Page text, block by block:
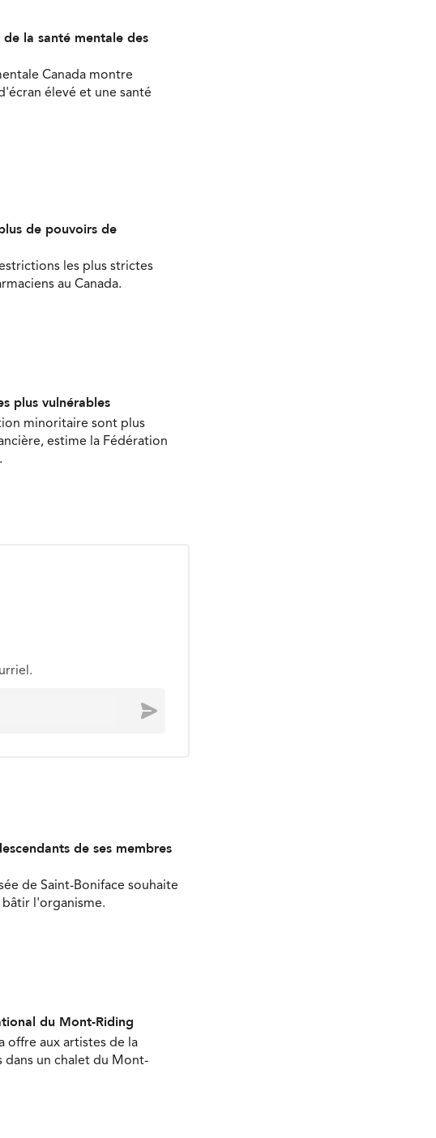
la santé mentale des
Canada montre
élevé et une santé
de pouvoirs de
les plus strictes
au Canada.
plus vulnérables
minoritaire sont plus
estime la Fédération
Envoyer
de ses membres
de Saint-Boniface souhaite
l'organisme.
du Mont-Riding
offre aux artistes de la
dans un chalet du Mont-